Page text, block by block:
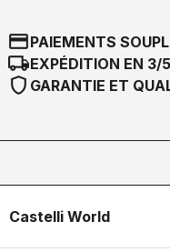
credit_cardPAIEMENTS
local_shippingEXPÉDITION EN 3/
shield GARANTIE ET
Castelli World